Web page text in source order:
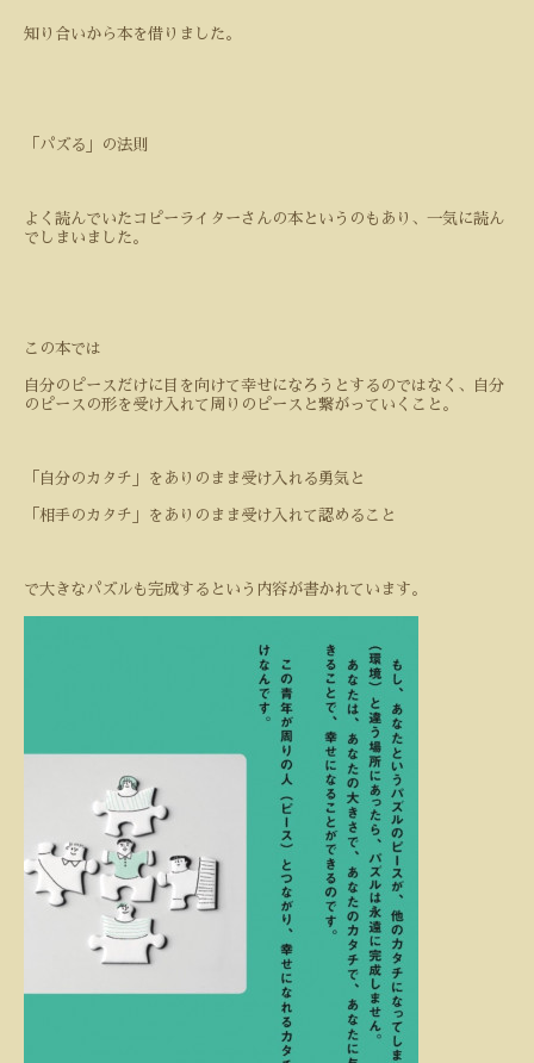
知り合いから本を借りました。
「パズる」の法則
よく読んでいたコピーライターさんの本というのもあり、一気に読ん
でしまいました。
この本では
自分のピースだけに目を向けて幸せになろうとするのではなく、自分
のピースの形を受け入れて周りのピースと繋がっていくこと。
「自分のカタチ」をありのまま受け入れる勇気と
「相手のカタチ」をありのまま受け入れて認めること
で大きなパズルも完成するという内容が書かれています。